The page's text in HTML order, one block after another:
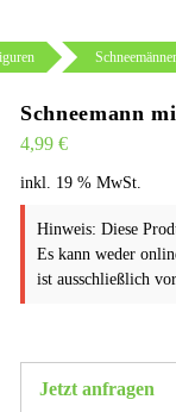
Schneemänner
Schneemann
4,99 €
inkl. 19 % MwSt.
Hinweis: Diese
Es kann weder
ist ausschließlich
Jetzt anfragen